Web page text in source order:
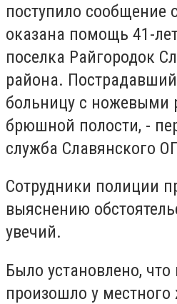
поступило сообщение
оказана помощь 41-
поселка Райгородок
района.
больницу с ножевыми
брюшной полости, -
служба Славянского
Сотрудники полиции
выяснению
увечий.
Было установлено,
произошло у местного